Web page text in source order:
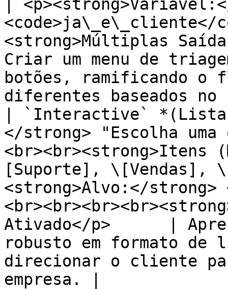
|
<code>ja\_e\_cliente</
<strong>Múltiplas
Criar um menu de
botões, ramificando o
diferentes baseados
| `Interactive`
</strong> "Escolha
<br><br><strong>Itens
[Suporte], \[Vendas],
<strong>Alvo:</strong>
Ativado</p>      |
robusto em formato de
direcionar o cliente
empresa. |